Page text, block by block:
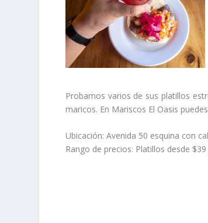
Probamos varios de sus platillos
maricos. En Mariscos El Oasis
Ubicación: Avenida 50 esquina con
Rango de precios: Platillos desde